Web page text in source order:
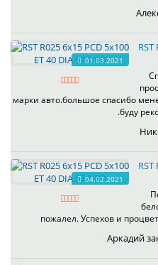
01.03.2021
RST
марки авто.большое спасибо
.буду
04.02.2021
RST
пожалел. Успехов и
Аркадий